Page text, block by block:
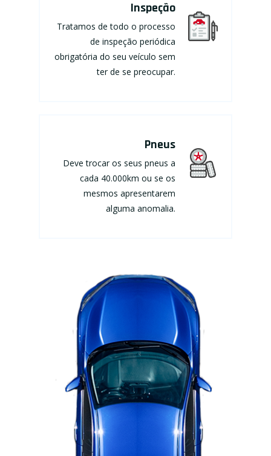
Inspeção
Tratamos de todo o processo
de inspeção periódica
obrigatória do seu veículo sem
ter de se preocupar.
Pneus
Deve trocar os seus pneus a
cada 40.000km ou se os
mesmos apresentarem
alguma anomalia.